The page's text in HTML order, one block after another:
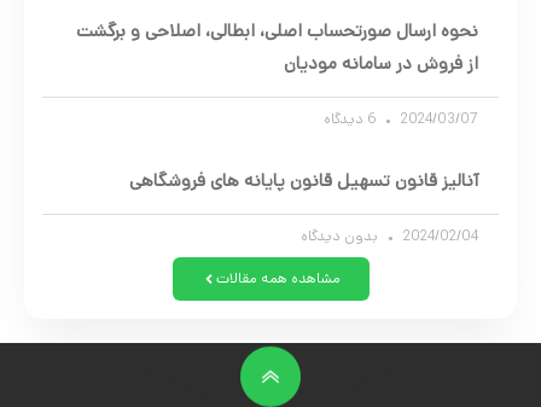
نحوه ارسال صورتحساب اصلی، ابطالی، اصلاحی و برگشت
از فروش در سامانه مودیان
2024/03/07
آنالیز قانون تسهیل قانون پایانه های فروشگاهی
2024/02/04 بدون دیدگاه
مشاهده همه مقالات